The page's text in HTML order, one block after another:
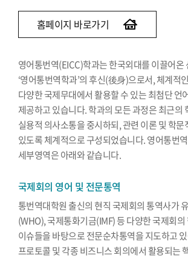
홈페이지 바로가기
영어통번역(EICC)학과는 한국외대를 이끌어온
‘영어통번역학과’의 후신(後身)으로서, 체계적
다양한 국제무대에서 활용할 수 있는 최첨단 언
제공하고 있습니다. 학과의 모든 과정은 최근의
실용적 의사소통을 중시하되, 관련 이론 및 학
있도록 체계적으로 구성되었습니다. 영어통번
세부영역은 아래와 같습니다.
국제회의 영어 및 전문통역
통번역대학원 출신의 현직 국제회의 통역사가
(WHO), 국제통화기금(IMF) 등 다양한 국제회
이슈들을 바탕으로 전문순차통역을 지도하고
프로토콜 및 각종 비즈니스 회의에서 활용되는